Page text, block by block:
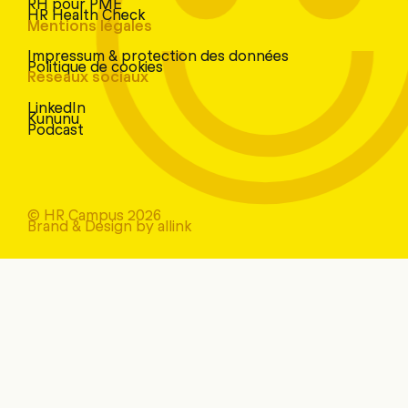
HR Health Check
Mentions légales
Impressum & protection des données
Politique de cookies
Réseaux sociaux
LinkedIn
Kununu
Podcast
© HR Campus 2026
Brand & Design by allink